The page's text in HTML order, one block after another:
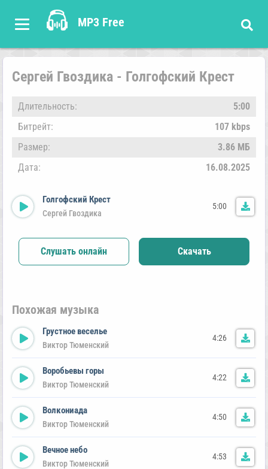
MP3 Free
Сергей Гвоздика - Голгофский Крест
Длительность:
5:00
Битрейт:
107 kbps
Размер:
3.86 МБ
Дата:
16.08.2025
Голгофский Крест
Сергей Гвоздика
5:00
Слушать онлайн Скачать
Похожая музыка
Грустное веселье
Виктор Тюменский
4:26
Воробьевы горы
Виктор Тюменский
4:22
Волкониада
Виктор Тюменский
4:50
Вечное небо
Виктор Тюменский
4:53